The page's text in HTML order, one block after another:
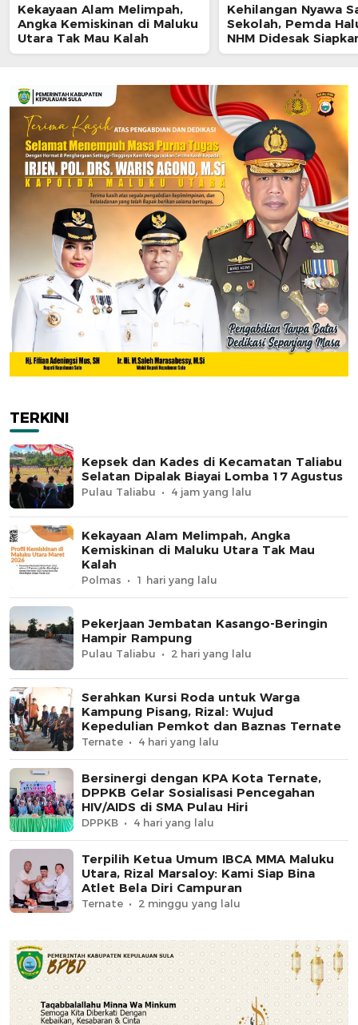
Kekayaan Alam Melimpah,
Angka Kemiskinan di Maluku
Utara Tak Mau Kalah
Kehilangan Nyawa
Sekolah, Pemda
NHM Didesak
untuk Siswa
TERKINI
Kepsek dan Kades di Kecamatan Taliabu
Selatan Dipalak Biayai Lomba 17 Agustus
Pulau Taliabu 4 jam yang lalu
Kekayaan Alam Melimpah, Angka
Kemiskinan di Maluku Utara Tak Mau
Kalah
Polmas 1 hari yang lalu
Pekerjaan Jembatan Kasango-Beringin
Hampir Rampung
Pulau Taliabu 2 hari yang lalu
Serahkan Kursi Roda untuk Warga
Kampung Pisang, Rizal: Wujud
Kepedulian Pemkot dan Baznas Ternate
Ternate 4 hari yang lalu
Bersinergi dengan KPA Kota Ternate,
DPPKB Gelar Sosialisasi Pencegahan
HIV/AIDS di SMA Pulau Hiri
DPPKB 4 hari yang lalu
Terpilih Ketua Umum IBCA MMA Maluku
Utara, Rizal Marsaloy: Kami Siap Bina
Atlet Bela Diri Campuran
Ternate 2 minggu yang lalu